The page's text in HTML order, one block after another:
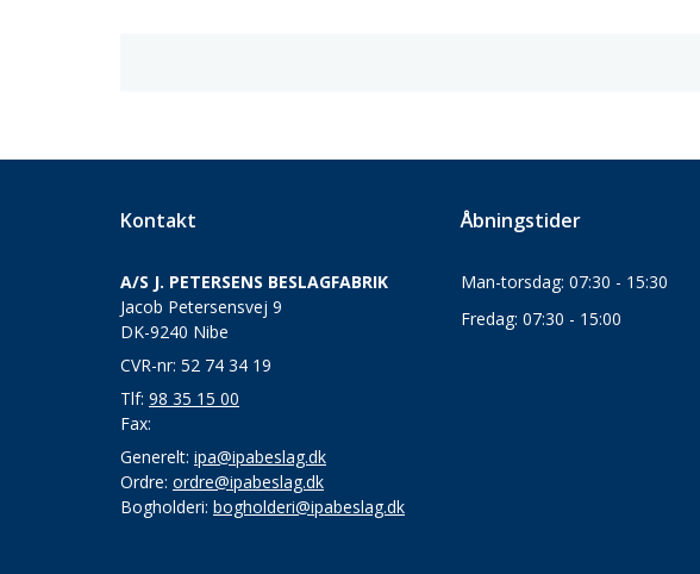
Kontakt
A/S J. PETERSENS BESLAGFABRIK
Jacob Petersensvej 9
DK-9240 Nibe
CVR-nr: 52 74 34 19
Tlf: 98 35 15 00
Fax:
Generelt: ipa@ipabeslag.dk
Ordre: ordre@ipabeslag.dk
Bogholderi: bogholderi@ipabeslag.dk
Åbningstider
Man-torsdag: 07:30 - 15:30
Fredag: 07:30 - 15:00